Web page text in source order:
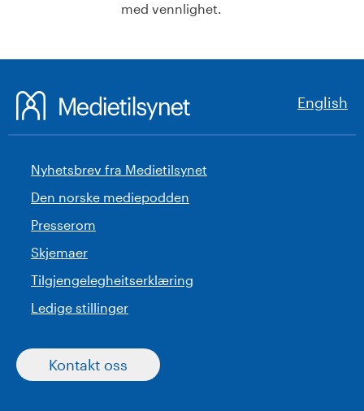
med vennlighet.
English
Nyhetsbrev fra Medietilsynet
Den norske mediepodden
Presserom
Skjemaer
Tilgjengelegheitserklæring
Ledige stillinger
Kontakt oss